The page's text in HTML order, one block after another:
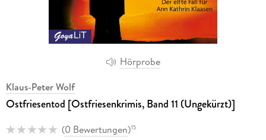
Hörprobe
Klaus-Peter Wolf
Ostfriesentod [Ostfriesenkrimis, Band 11 (Ungekürzt)]
(0 Bewertungen)15